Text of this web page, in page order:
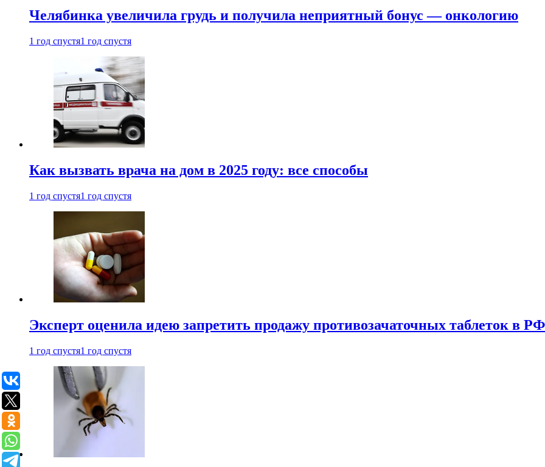
Челябинка увеличила грудь и получила неприятный бонус — онкологию
1 год спустя1 год спустя
Как вызвать врача на дом в 2025 году: все способы
1 год спустя1 год спустя
Эксперт оценила идею запретить продажу противозачаточных таблеток в РФ
1 год спустя1 год спустя